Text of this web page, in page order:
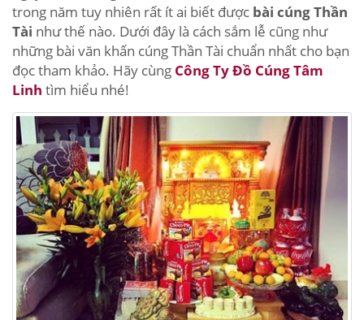
trong năm tuy nhiên rất ít ai biết được bài cúng Thần
Tài như thế nào. Dưới đây là cách sắm lễ cũng như
những bài văn khấn cúng Thần Tài chuẩn nhất cho bạn
đọc tham khảo. Hãy cùng Công Ty Đồ Cúng Tâm
Linh tìm hiểu nhé!